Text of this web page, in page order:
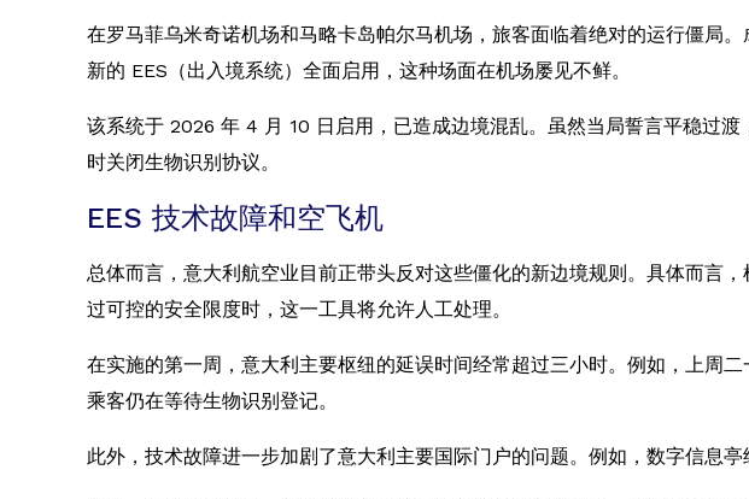
在罗马菲乌米奇诺机场和马略卡岛帕尔马机场，旅客面临着绝对的运行僵局
新的 EES（出入境系统）全面启用，这种场面在机场屡见不鲜。
该系统于 2026 年 4 月 10 日启用，已造成边境混乱。虽然当局誓言平稳过
时关闭生物识别协议。
EES 技术故障和空飞机
总体而言，意大利航空业目前正带头反对这些僵化的新边境规则。具体而言
过可控的安全限度时，这一工具将允许人工处理。
在实施的第一周，意大利主要枢纽的延误时间经常超过三小时。例如，上周
乘客仍在等待生物识别登记。
此外，技术故障进一步加剧了意大利主要国际门户的问题。例如，数字信息